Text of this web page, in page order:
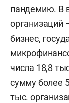
пандемию. В
организаций
бизнес,
числа 18,8
сумму более
тыс.